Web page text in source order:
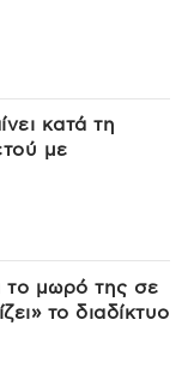
κατά τη
με
το μωρό της σε
το διαδίκτυο